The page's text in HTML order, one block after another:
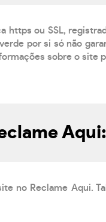
https ou SSL,
por si só não
sobre o site
no Reclame Aqui.